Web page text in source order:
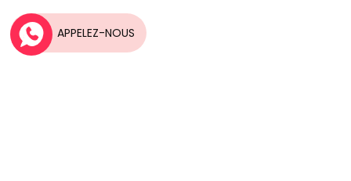
APPELEZ-NOUS